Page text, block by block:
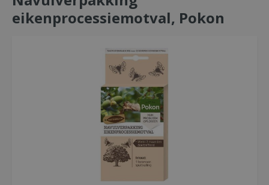
eikenprocessiemotval, Pokon